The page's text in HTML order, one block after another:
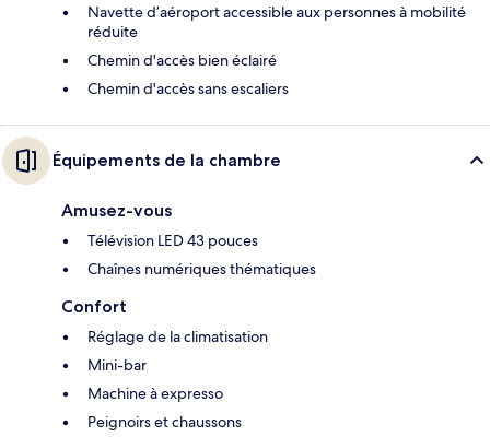
Navette d’aéroport accessible aux personnes à mobilité
réduite
Chemin d'accès bien éclairé
Chemin d'accès sans escaliers
Équipements de la chambre
Amusez-vous
Télévision LED 43 pouces
Chaînes numériques thématiques
Confort
Réglage de la climatisation
Mini-bar
Machine à expresso
Peignoirs et chaussons